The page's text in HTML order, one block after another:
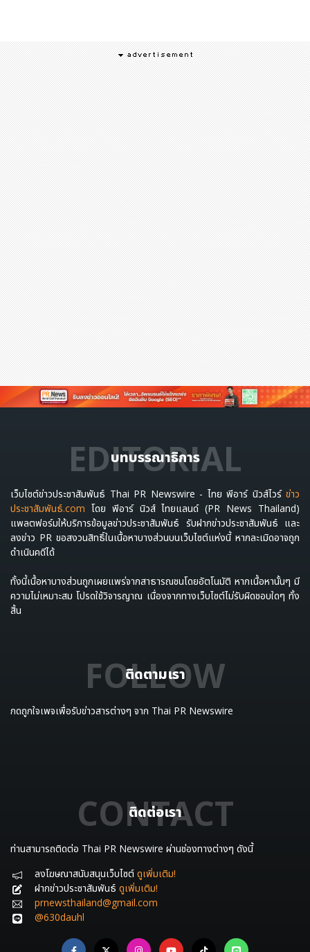
บทบรรณาธิการ
EDITORIAL
เว็บไซต์ข่าวประชาสัมพันธ์ Thai PR Newswire - ไทย พีอาร์ นิวส์ไวร์ ข่าว
ประชาสัมพันธ์.com โดย พีอาร์ นิวส์ ไทยแลนด์ (PR News Thailand)
แพลตฟอร์มให้บริการข้อมูลข่าวประชาสัมพันธ์ รับฝากข่าวประชาสัมพันธ์ และ
ลงข่าว PR ขอสงวนสิทธิ์ในเนื้อหาบางส่วนบนเว็บไซต์แห่งนี้ หากละเมิดอาจถูก
ดำเนินคดีได้
ทั้งนี้เนื้อหาบางส่วนถูกเผยแพร่จากสาธารณชนโดยอัตโนมัติ หากเนื้อหานั้นๆ มี
ความไม่เหมาะสม โปรดใช้วิจารญาณ เนื่องจากทางเว็บไซต์ไม่รับผิดชอบใดๆ ทั้ง
สิ้น
ติดตามเรา
FOLLOW
กดถูกใจเพจเพื่อรับข่าวสารต่างๆ จาก Thai PR Newswire
ติดต่อเรา
CONTACT
ท่านสามารถติดต่อ Thai PR Newswire ผ่านช่องทางต่างๆ ดังนี้
ลงโฆษณาสนับสนุนเว็บไซต์ ดูเพิ่มเติม!
ฝากข่าวประชาสัมพันธ์ ดูเพิ่มเติม!
prnewsthailand@gmail.com
@630dauhl